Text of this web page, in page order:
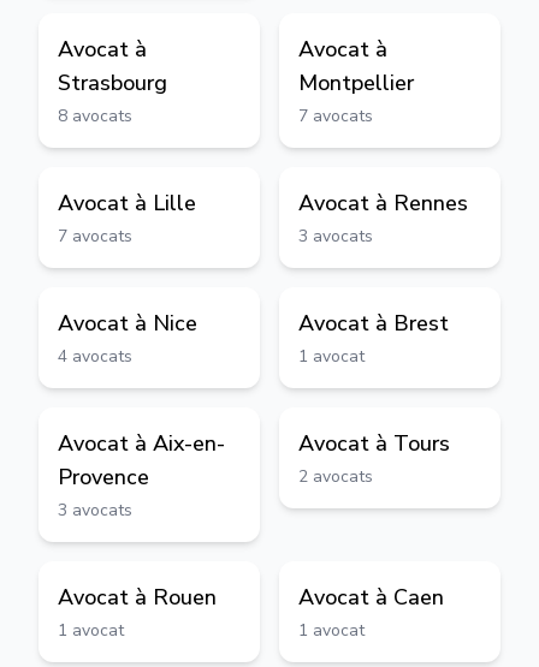
Avocat à
Strasbourg
8 avocats
Avocat à
Montpellier
7 avocats
Avocat à Lille
7 avocats
Avocat à Rennes
3 avocats
Avocat à Nice
4 avocats
Avocat à Brest
1 avocat
Avocat à Aix-en-
Provence
3 avocats
Avocat à Tours
2 avocats
Avocat à Rouen
1 avocat
Avocat à Caen
1 avocat